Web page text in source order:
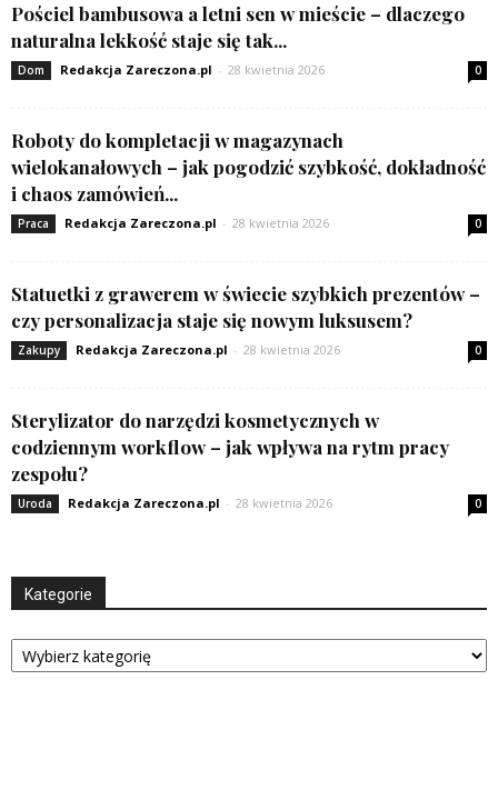
Pościel bambusowa a letni sen w mieście – dlaczego
naturalna lekkość staje się tak...
Dom Redakcja Zareczona.pl - 28 kwietnia 2026 0
Roboty do kompletacji w magazynach
wielokanałowych – jak pogodzić szybkość, dokładność
i chaos zamówień...
Praca Redakcja Zareczona.pl - 28 kwietnia 2026 0
Statuetki z grawerem w świecie szybkich prezentów –
czy personalizacja staje się nowym luksusem?
Zakupy Redakcja Zareczona.pl - 28 kwietnia 2026 0
Sterylizator do narzędzi kosmetycznych w
codziennym workflow – jak wpływa na rytm pracy
zespołu?
Uroda Redakcja Zareczona.pl - 28 kwietnia 2026 0
Kategorie
Kategorie